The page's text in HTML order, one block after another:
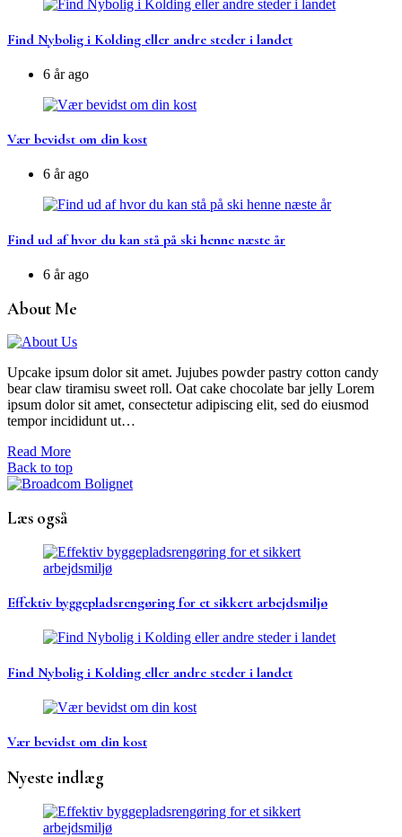
Find Nybolig i Kolding eller andre steder i landet
6 år ago
Vær bevidst om din kost
6 år ago
Find ud af hvor du kan stå på ski henne næste år
6 år ago
About Me
Upcake ipsum dolor sit amet. Jujubes powder pastry cotton candy
bear claw tiramisu sweet roll. Oat cake chocolate bar jelly Lorem
ipsum dolor sit amet, consectetur adipiscing elit, sed do eiusmod
tempor incididunt ut…
Read More
Back to top
Læs også
Effektiv byggepladsrengøring for et sikkert arbejdsmiljø
Find Nybolig i Kolding eller andre steder i landet
Vær bevidst om din kost
Nyeste indlæg